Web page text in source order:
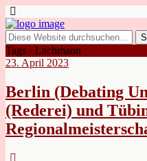
Tags › Lachmann
23. April 2023
Berlin (Debating
(Rederei) und